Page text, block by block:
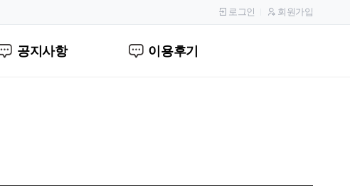
로그인 회원가입
공지사항 이용후기